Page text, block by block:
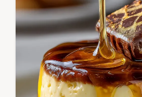
Blanc facile aussi légère
méthode classique vous
aérienne et qui tient bien